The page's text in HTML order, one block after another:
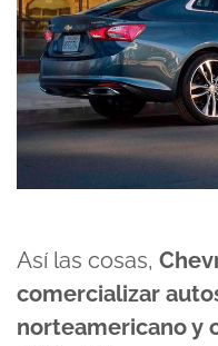
Así las cosas,
comercializar
norteamericano y